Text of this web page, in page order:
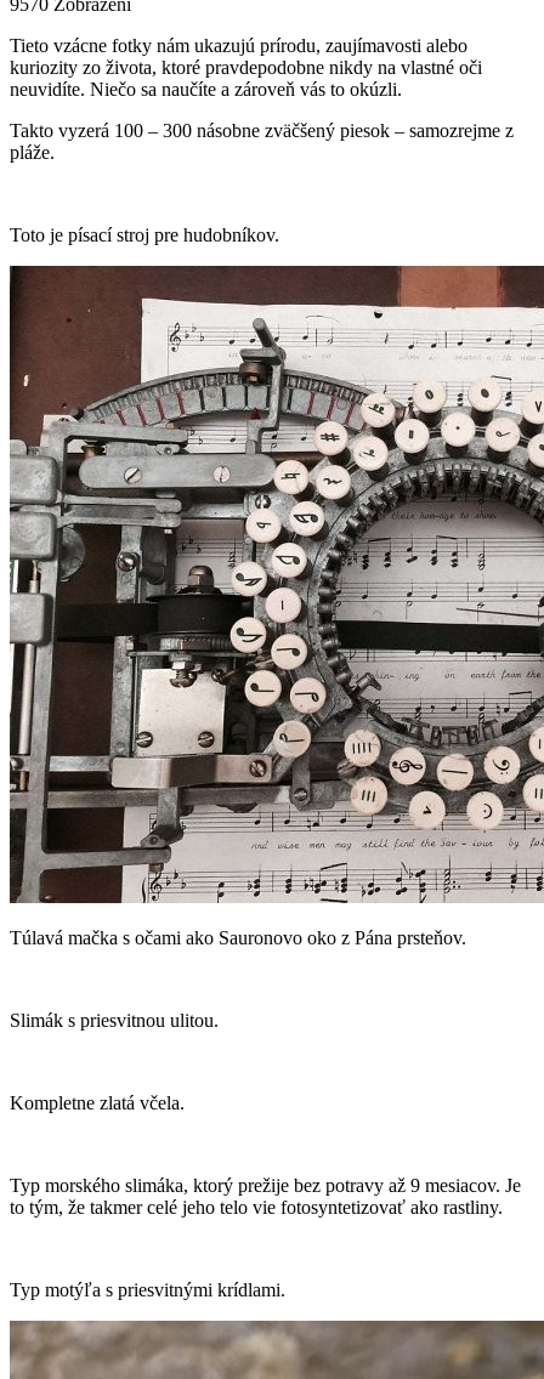
Tieto vzácne fotky nám ukazujú prírodu, zaujímavosti alebo
kuriozity zo života, ktoré pravdepodobne nikdy na vlastné oči
neuvidíte. Niečo sa naučíte a zároveň vás to okúzli.
Takto vyzerá 100 – 300 násobne zväčšený piesok – samozrejme z
pláže.
Toto je písací stroj pre hudobníkov.
Túlavá mačka s očami ako Sauronovo oko z Pána prsteňov.
Slimák s priesvitnou ulitou.
Kompletne zlatá včela.
Typ morského slimáka, ktorý prežije bez potravy až 9 mesiacov. Je
to tým, že takmer celé jeho telo vie fotosyntetizovať ako rastliny.
Typ motýľa s priesvitnými krídlami.